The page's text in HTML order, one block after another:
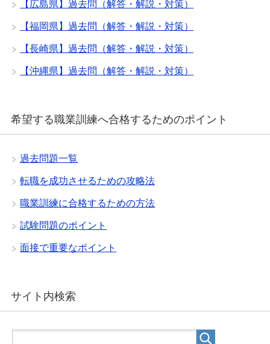
【広島県】過去問（解答・解説・対策）
【福岡県】過去問（解答・解説・対策）
【長崎県】過去問（解答・解説・対策）
【沖縄県】過去問（解答・解説・対策）
希望する職業訓練へ合格するためのポイント
過去問題一覧
転職を成功させるための攻略法
職業訓練に合格するための方法
試験問題のポイント
面接で重要なポイント
サイト内検索